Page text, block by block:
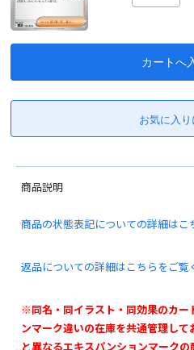
商品説明
商品の状態表記についての詳細はこ
返品についての詳細はこちらをご覧
※同名・同イラスト・同効果のカー
ンマーク違いの在庫を共通管理し
と異なるエキスパンションマーク